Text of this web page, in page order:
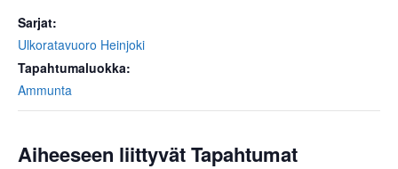
Sarjat:
Ulkoratavuoro Heinjoki
Tapahtumaluokka:
Ammunta
Aiheeseen liittyvät Tapahtumat